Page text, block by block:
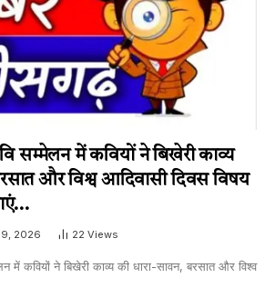
सम्मेलन में कवियों ने बिखेरी काव्य
और विश्व आदिवासी दिवस विषय
2026 22 Views
में कवियों ने बिखेरी काव्य की धारा-सावन, बरसात और विश्व